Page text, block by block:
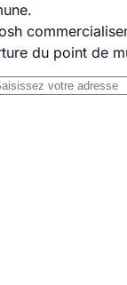
du point de